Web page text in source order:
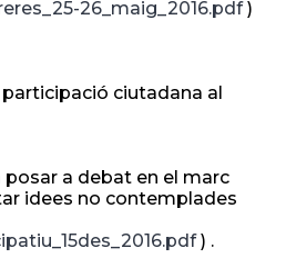
26_maig_2016.pdf)
ciutadana al
a debat en el marc
idees no contemplades
) .